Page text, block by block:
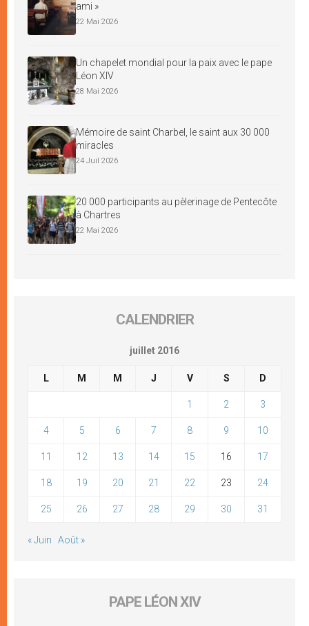
ami »
22 Mai 2026
Un chapelet mondial pour la paix avec le pape
Léon XIV
28 Mai 2026
Mémoire de saint Charbel, le saint aux 30 000
miracles
24 Juil 2026
20 000 participants au pèlerinage de Pentecôte
à Chartres
22 Mai 2026
CALENDRIER
juillet 2016
L M M J V S D
1 2 3
4 5 6 7 8 9 10
11 12 13 14 15 16 17
18 19 20 21 22 23 24
25 26 27 28 29 30 31
« Juin Août »
PAPE LÉON XIV